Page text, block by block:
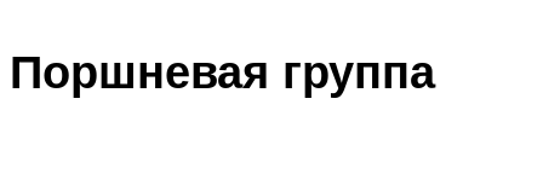
Поршневая группа